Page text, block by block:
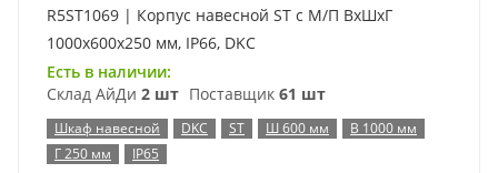
R5ST1069 | Корпус навесной ST с М/П ВxШxГ
1000x600x250 мм, IP66, DKC
Есть в наличии:
Склад АйДи 2 шт Поставщик 61 шт
Шкаф навесной DKC ST Ш 600 мм
В 1000 мм
Г 250 мм
IP65